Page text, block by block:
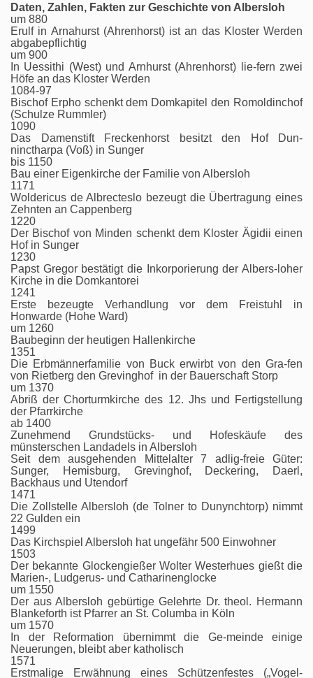
Daten, Zahlen, Fakten zur Geschichte von Albersloh
um 880
Erulf in Arnahurst (Ahrenhorst) ist an das Kloster Werden
abgabepflichtig
um 900
In Uessithi (West) und Arnhurst (Ahrenhorst) lie-fern zwei
Höfe an das Kloster Werden
1084-97
Bischof Erpho schenkt dem Domkapitel den Romoldinchof
(Schulze Rummler)
1090
Das Damenstift Freckenhorst besitzt den Hof Dun-
ninctharpa (Voß) in Sunger
bis 1150
Bau einer Eigenkirche der Familie von Albersloh
1171
Woldericus de Albrecteslo bezeugt die Übertragung eines
Zehnten an Cappenberg
1220
Der Bischof von Minden schenkt dem Kloster Ägidii einen
Hof in Sunger
1230
Papst Gregor bestätigt die Inkorporierung der Albers-loher
Kirche in die Domkantorei
1241
Erste bezeugte Verhandlung vor dem Freistuhl in
Honwarde (Hohe Ward)
um 1260
Baubeginn der heutigen Hallenkirche
1351
Die Erbmännerfamilie von Buck erwirbt von den Gra-fen
von Rietberg den Grevinghof in der Bauerschaft Storp
um 1370
Abriß der Chorturmkirche des 12. Jhs und Fertigstellung
der Pfarrkirche
ab 1400
Zunehmend Grundstücks- und Hofeskäufe des
münsterschen Landadels in Albersloh
Seit dem ausgehenden Mittelalter 7 adlig-freie Güter:
Sunger, Hemisburg, Grevinghof, Deckering, Daerl,
Backhaus und Utendorf
1471
Die Zollstelle Albersloh (de Tolner to Dunynchtorp) nimmt
22 Gulden ein
1499
Das Kirchspiel Albersloh hat ungefähr 500 Einwohner
1503
Der bekannte Glockengießer Wolter Westerhues gießt die
Marien-, Ludgerus- und Catharinenglocke
um 1550
Der aus Albersloh gebürtige Gelehrte Dr. theol. Hermann
Blankeforth ist Pfarrer an St. Columba in Köln
um 1570
In der Reformation übernimmt die Ge-meinde einige
Neuerungen, bleibt aber katholisch
1571
Erstmalige Erwähnung eines Schützenfestes („Vogel-